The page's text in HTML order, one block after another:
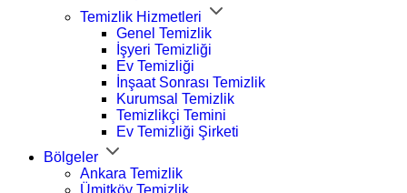
Temizlik Hizmetleri
Genel Temizlik
İşyeri Temizliği
Ev Temizliği
İnşaat Sonrası Temizlik
Kurumsal Temizlik
Temizlikçi Temini
Ev Temizliği Şirketi
Bölgeler
Ankara Temizlik
Ümitköy Temizlik